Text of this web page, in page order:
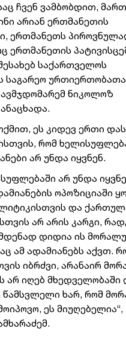
ჩვენ ვამბობდით,
არიან ერთმანეთის
ერთმანეთს
ერთმანეთის
საქართველოს
საგარეო ურთიერთობათა
ნიკოლოზ
ეს კიდევ ერთი
რომ
არ უნდა იყვნენ.
არ უნდა
ოპოზიციაში
და
არ არის კარგი,
დიდია ის
ამ ადამიანებს აქვთ.
იბრძვი, არანაირ
არ იღებ მხედველობაში
ხარ, რომ
ეს მიუღებელია“,